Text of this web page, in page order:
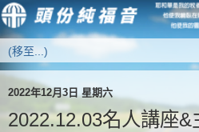
2022年12月3日 星期六
2022.12.03名人講座